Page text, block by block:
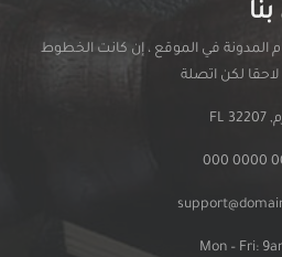
المدونة في الموقع ، إن كانت الخطوط
لكن اتصلة